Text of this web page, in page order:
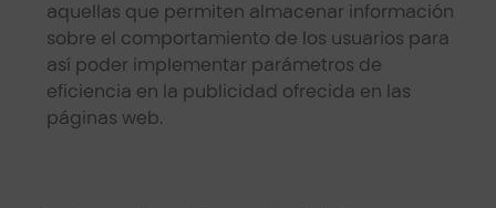
aquellas que permiten almacenar información
sobre el comportamiento de los usuarios para
así poder implementar parámetros de
eficiencia en la publicidad ofrecida en las
páginas web.